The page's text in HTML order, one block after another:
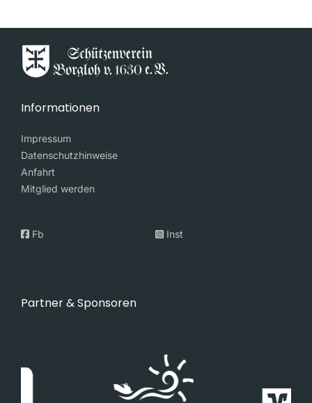
Informationen
Impressum
Datenschutzhinweise
Anfahrt
Mitglied werden
Fb Inst
Partner & Sponsoren